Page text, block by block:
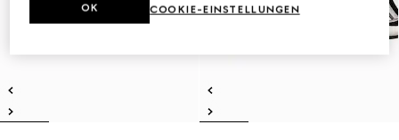
COOKIE-EINSTELLUNGEN
OK